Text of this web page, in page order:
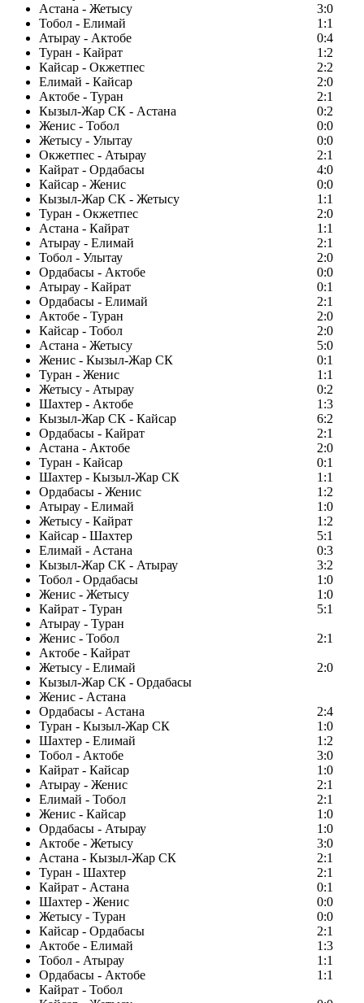
Астана - Жетысу
3:0
Тобол - Елимай
1:1
Атырау - Актобе
0:4
Туран - Кайрат
1:2
Кайсар - Окжетпес
2:2
Елимай - Кайсар
2:0
Актобе - Туран
2:1
Кызыл-Жар СК - Астана
0:2
Женис - Тобол
0:0
Жетысу - Улытау
0:0
Окжетпес - Атырау
2:1
Кайрат - Ордабасы
4:0
Кайсар - Женис
0:0
Кызыл-Жар СК - Жетысу
1:1
Туран - Окжетпес
2:0
Астана - Кайрат
1:1
Атырау - Елимай
2:1
Тобол - Улытау
2:0
Ордабасы - Актобе
0:0
Атырау - Кайрат
0:1
Ордабасы - Елимай
2:1
Актобе - Туран
2:0
Кайсар - Тобол
2:0
Астана - Жетысу
5:0
Женис - Кызыл-Жар СК
0:1
Туран - Женис
1:1
Жетысу - Атырау
0:2
Шахтер - Актобе
1:3
Кызыл-Жар СК - Кайсар
6:2
Ордабасы - Кайрат
2:1
Астана - Актобе
2:0
Туран - Кайсар
0:1
Шахтер - Кызыл-Жар СК
1:1
Ордабасы - Женис
1:2
Атырау - Елимай
1:0
Жетысу - Кайрат
1:2
Кайсар - Шахтер
5:1
Елимай - Астана
0:3
Кызыл-Жар СК - Атырау
3:2
Тобол - Ордабасы
1:0
Женис - Жетысу
1:0
Кайрат - Туран
5:1
Атырау - Туран
Женис - Тобол
2:1
Актобе - Кайрат
Жетысу - Елимай
2:0
Кызыл-Жар СК - Ордабасы
Женис - Астана
Ордабасы - Астана
2:4
Туран - Кызыл-Жар СК
1:0
Шахтер - Елимай
1:2
Тобол - Актобе
3:0
Кайрат - Кайсар
1:0
Атырау - Женис
2:1
Елимай - Тобол
2:1
Женис - Кайсар
1:0
Ордабасы - Атырау
1:0
Актобе - Жетысу
3:0
Астана - Кызыл-Жар СК
2:1
Туран - Шахтер
2:1
Кайрат - Астана
0:1
Шахтер - Женис
0:0
Жетысу - Туран
0:0
Кайсар - Ордабасы
2:1
Актобе - Елимай
1:3
Тобол - Атырау
1:1
Ордабасы - Актобе
1:1
Кайрат - Тобол